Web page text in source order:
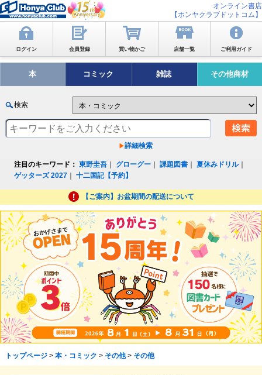
オンライン書店
【ホンヤクラブドットコム】
ログイン 会員登録 買い物かご 店舗一覧 ご利用ガイド
本 コミック 雑誌 その他商材
検索
詳細検索
注目のキーワード： 東野圭吾 グローグー ｜課題図書 ｜夏休みドリル｜
ゲッターズ 2027 ｜十二国記【予約】
【ご案内】お盆期間の配送について
トップページ> 本・コミック > その他> その他